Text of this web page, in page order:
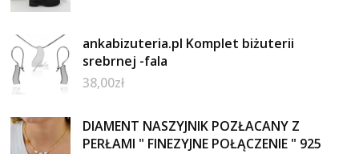
ankabizuteria.pl Komplet biżuterii
srebrnej -fala
38,00zł
DIAMENT NASZYJNIK POZŁACANY Z
PERŁAMI " FINEZYJNE POŁĄCZENIE " 925